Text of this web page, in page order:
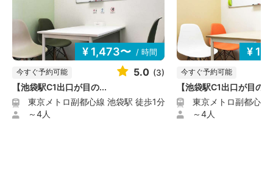
¥ 1,473〜 / 時間
今すぐ予約可能 5.0 (3)
【池袋駅C1出口が目の...
東京メトロ副都心線 池袋駅 徒歩1分
～4人
¥
今すぐ予約可能
【池袋駅C1出口が目の...
東京メトロ副都心線
～4人